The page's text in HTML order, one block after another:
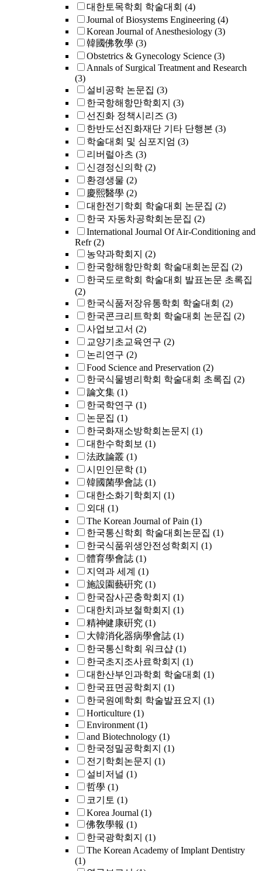
대한토목학회 학술대회 (4)
Journal of Biosystems Engineering (4)
Korean Journal of Anesthesiology (3)
韓國佛敎學 (3)
Obstetrics & Gynecology Science (3)
Annals of Surgical Treatment and Research
(3)
설비공학 논문집 (3)
한국항해항만학회지 (3)
선진화 정책시리즈 (3)
한반도선진화재단 기타 단행본 (3)
학술대회 및 심포지엄 (3)
리버럴아츠 (3)
신경정신의학 (2)
환경생물 (2)
慶熙醫學 (2)
대한전기학회 학술대회 논문집 (2)
한국 자동차공학회논문집 (2)
International Journal Of Air-Conditioning and
Refr (2)
농약과학회지 (2)
한국항해항만학회 학술대회논문집 (2)
한국도로학회 학술대회 발표논문 초록집
(2)
한국식품저장유통학회 학술대회 (2)
한국콘크리트학회 학술대회 논문집 (2)
사업보고서 (2)
교양기초교육연구 (2)
논리연구 (2)
Food Science and Preservation (2)
한국식물병리학회 학술대회 초록집 (2)
論文集 (1)
한국학연구 (1)
논문집 (1)
한국화재소방학회논문지 (1)
대한수학회보 (1)
法政論叢 (1)
시민인문학 (1)
韓國菌學會誌 (1)
대한소화기학회지 (1)
외대 (1)
The Korean Journal of Pain (1)
한국통신학회 학술대회논문집 (1)
한국식품위생안전성학회지 (1)
體育學會誌 (1)
지역과 세계 (1)
施設園藝硏究 (1)
한국잠사곤충학회지 (1)
대한치과보철학회지 (1)
精神健康硏究 (1)
大韓消化器病學會誌 (1)
한국통신학회 워크샵 (1)
한국초지조사료학회지 (1)
대한산부인과학회 학술대회 (1)
한국표면공학회지 (1)
한국원예학회 학술발표요지 (1)
Horticulture (1)
Environment (1)
and Biotechnology (1)
한국정밀공학회지 (1)
전기학회논문지 (1)
설비저널 (1)
哲學 (1)
코기토 (1)
Korea Journal (1)
佛敎學報 (1)
한국광학회지 (1)
The Korean Academy of Implant Dentistry
(1)